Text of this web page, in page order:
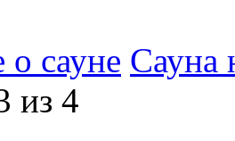
сауне Сауна
из 4